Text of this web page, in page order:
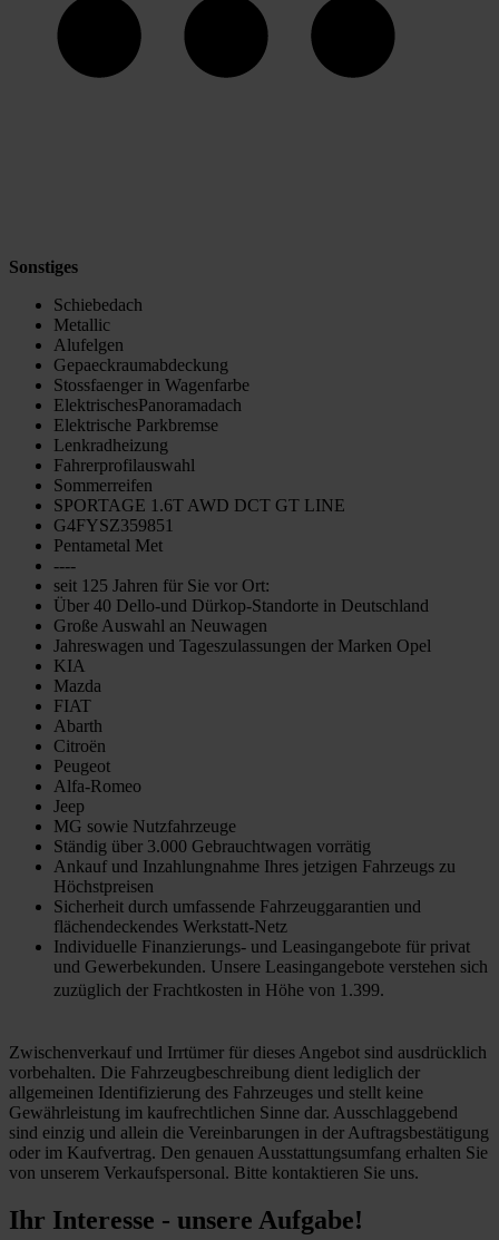
Sonstiges
Schiebedach
Metallic
Alufelgen
Gepaeckraumabdeckung
Stossfaenger in Wagenfarbe
ElektrischesPanoramadach
Elektrische Parkbremse
Lenkradheizung
Fahrerprofilauswahl
Sommerreifen
SPORTAGE 1.6T AWD DCT GT LINE
G4FYSZ359851
Pentametal Met
----
seit 125 Jahren für Sie vor Ort:
Über 40 Dello-und Dürkop-Standorte in Deutschland
Große Auswahl an Neuwagen
Jahreswagen und Tageszulassungen der Marken Opel
KIA
Mazda
FIAT
Abarth
Citroën
Peugeot
Alfa-Romeo
Jeep
MG sowie Nutzfahrzeuge
Ständig über 3.000 Gebrauchtwagen vorrätig
Ankauf und Inzahlungnahme Ihres jetzigen Fahrzeugs zu
Höchstpreisen
Sicherheit durch umfassende Fahrzeuggarantien und
flächendeckendes Werkstatt-Netz
Individuelle Finanzierungs- und Leasingangebote für privat
und Gewerbekunden. Unsere Leasingangebote verstehen sich
zuzüglich der Frachtkosten in Höhe von 1.399.
Zwischenverkauf und Irrtümer für dieses Angebot sind ausdrücklich
vorbehalten. Die Fahrzeugbeschreibung dient lediglich der
allgemeinen Identifizierung des Fahrzeuges und stellt keine
Gewährleistung im kaufrechtlichen Sinne dar. Ausschlaggebend
sind einzig und allein die Vereinbarungen in der Auftragsbestätigung
oder im Kaufvertrag. Den genauen Ausstattungsumfang erhalten Sie
von unserem Verkaufspersonal. Bitte kontaktieren Sie uns.
Ihr Interesse - unsere Aufgabe!